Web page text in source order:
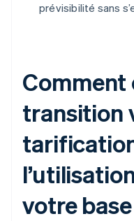
prévisibilité sans
Comment
transition
votre